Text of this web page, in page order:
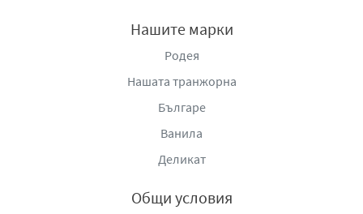
Нашите марки
Родея
Нашата транжорна
Българе
Ванила
Деликат
Общи условия